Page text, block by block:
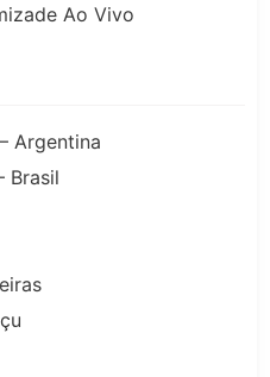
Ao Vivo
Argentina
Brasil